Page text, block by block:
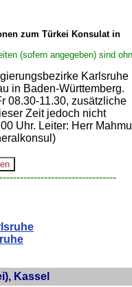
zum Türkei Konsulat in
(sofern angegeben) sind
Karlsruhe
in Baden-Württemberg.
08.30-11.30, zusätzliche
Zeit jedoch nicht
Uhr. Leiter: Herr
Kassel